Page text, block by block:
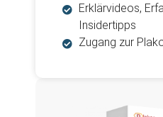
Erklärvideos,
Insidertipps
Zugang zur